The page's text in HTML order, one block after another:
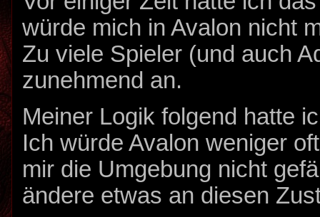
würde mich in Avalon nicht
Zu viele Spieler (und auch
zunehmend an.
Meiner Logik folgend hatte
Ich würde Avalon weniger
mir die Umgebung nicht
ändere etwas an diesen